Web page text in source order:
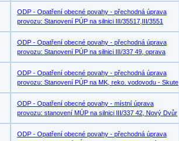
ODP - Opatření obecné povahy - přechodná úprava
provozu: Stanovení PÚP na silnici III/35517,III/3551
ODP - Opatření obecné povahy - přechodná úprava
provozu: Stanovení PÚP na silnici III/337 49, oprava
ODP - Opatření obecné povahy - přechodná úprava
provozu: Stanovení PÚP na MK, reko. vodovodu - Skute
ODP - Opatření obecné povahy - místní úprava
provozu: stanovení MÚP na silnici III/337 42, Nový Dvůr
ODP - Opatření obecné povahy - přechodná úprava